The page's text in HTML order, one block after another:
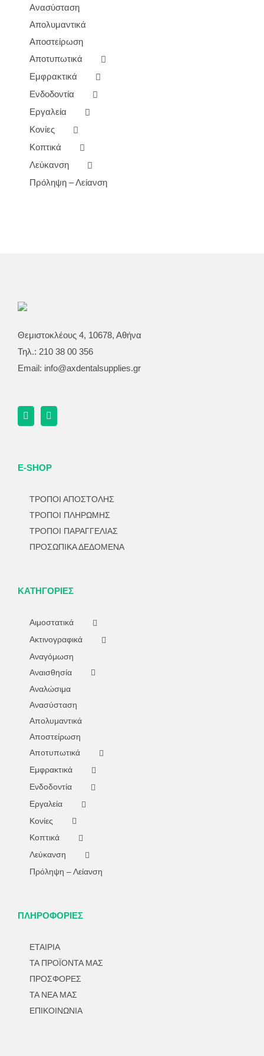
Ανασύσταση
Απολυμαντικά
Αποστείρωση
Αποτυπωτικά
Εμφρακτικά
Ενδοδοντία
Εργαλεία
Κονίες
Κοπτικά
Λεύκανση
Πρόληψη – Λείανση
Θεμιστοκλέους 4, 10678, Αθήνα
Τηλ.: 210 38 00 356
Email: info@axdentalsupplies.gr
E-SHOP
ΤΡΟΠΟΙ ΑΠΟΣΤΟΛΗΣ
ΤΡΟΠΟΙ ΠΛΗΡΩΜΗΣ
ΤΡΟΠΟΙ ΠΑΡΑΓΓΕΛΙΑΣ
ΠΡΟΣΩΠΙΚΑ ΔΕΔΟΜΕΝΑ
ΚΑΤΗΓΟΡΊΕΣ
Αιμοστατικά
Ακτινογραφικά
Αναγόμωση
Αναισθησία
Αναλώσιμα
Ανασύσταση
Απολυμαντικά
Αποστείρωση
Αποτυπωτικά
Εμφρακτικά
Ενδοδοντία
Εργαλεία
Κονίες
Κοπτικά
Λεύκανση
Πρόληψη – Λείανση
ΠΛΗΡΟΦΟΡΙΕΣ
ΕΤΑΙΡΙΑ
ΤΑ ΠΡΟΪΟΝΤΑ ΜΑΣ
ΠΡΟΣΦΟΡΕΣ
ΤΑ ΝΕΑ ΜΑΣ
ΕΠΙΚΟΙΝΩΝΙΑ